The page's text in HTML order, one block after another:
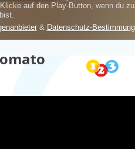
Lernspiele(104)